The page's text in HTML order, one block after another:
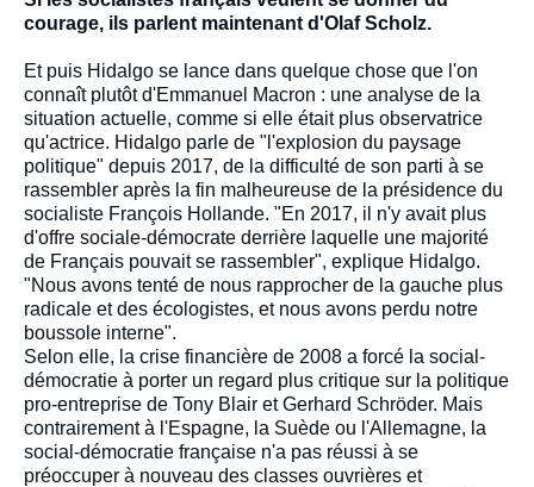
courage, ils parlent maintenant d'Olaf Scholz.
Et puis Hidalgo se lance dans quelque chose que l'on
connaît plutôt d'Emmanuel Macron : une analyse de la
situation actuelle, comme si elle était plus observatrice
qu'actrice. Hidalgo parle de "l'explosion du paysage
politique" depuis 2017, de la difficulté de son parti à se
rassembler après la fin malheureuse de la présidence du
socialiste François Hollande. "En 2017, il n'y avait plus
d'offre sociale-démocrate derrière laquelle une majorité
de Français pouvait se rassembler", explique Hidalgo.
"Nous avons tenté de nous rapprocher de la gauche plus
radicale et des écologistes, et nous avons perdu notre
boussole interne".
Selon elle, la crise financière de 2008 a forcé la social-
démocratie à porter un regard plus critique sur la politique
pro-entreprise de Tony Blair et Gerhard Schröder. Mais
contrairement à l'Espagne, la Suède ou l'Allemagne, la
social-démocratie française n'a pas réussi à se
préoccuper à nouveau des classes ouvrières et